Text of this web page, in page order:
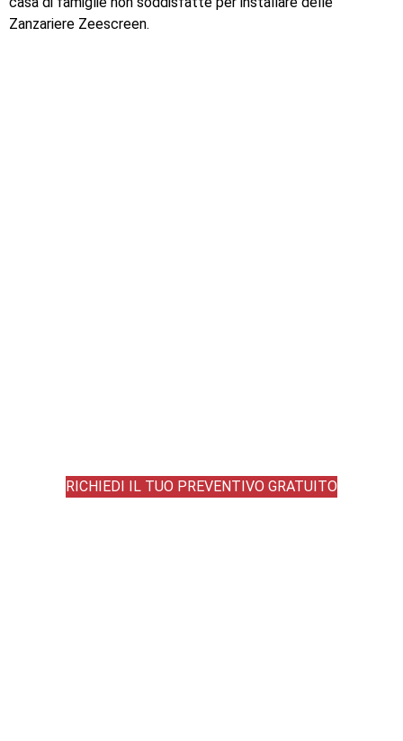
Zanzariere Zeescreen.
RICHIEDI IL TUO PREVENTIVO GRATUITO